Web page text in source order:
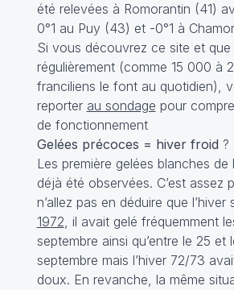
été relevées à Romorantin (41)
0°1 au Puy (43) et -0°1 à
Si vous découvrez ce site et que
régulièrement (comme 15 000 à
franciliens le font au quotidien),
reporter au sondage pour
de fonctionnement
Gelées précoces = hiver froid ?
Les première gelées blanches
déjà été observées. C’est assez
n’allez pas en déduire que l’hiver
1972, il avait gelé fréquemment
septembre ainsi qu’entre le 25 et
septembre mais l’hiver 72/73
doux. En revanche, la même